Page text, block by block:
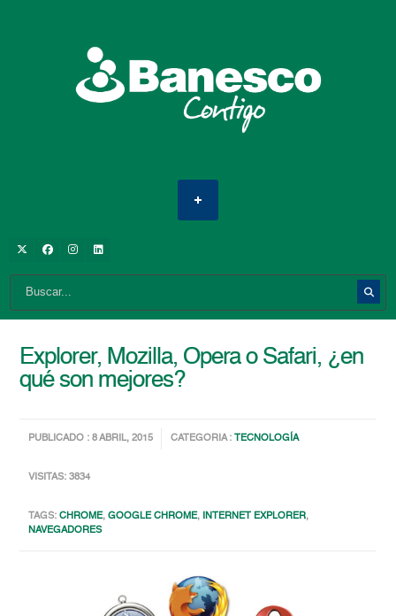
Explorer, Mozilla, Opera o Safari, ¿en
qué son mejores?
PUBLICADO : 8 ABRIL, 2015 CATEGORIA : TECNOLOGÍA
VISITAS: 3834
TAGS:CHROME,GOOGLE CHROME, INTERNET EXPLORER,
NAVEGADORES